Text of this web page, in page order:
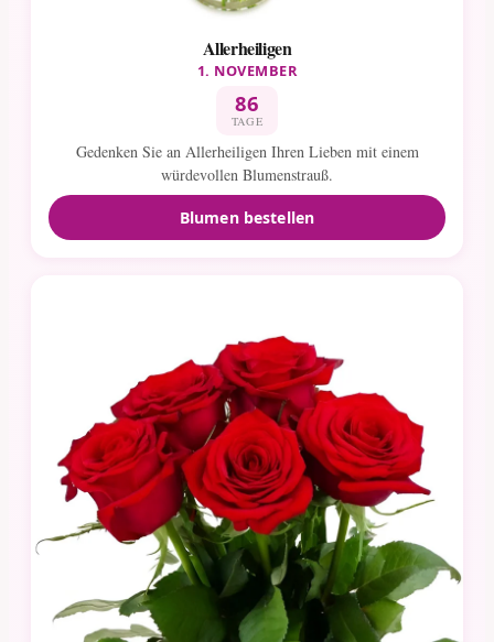
Allerheiligen
1. NOVEMBER
86
TAGE
Gedenken Sie an Allerheiligen Ihren Lieben mit einem
würdevollen Blumenstrauß.
Blumen bestellen